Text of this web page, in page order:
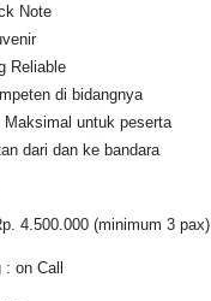
Note
Reliable
di bidangnya
Maksimal untuk peserta
dari dan ke bandara
4.500.000 (minimum 3 pax)
on Call